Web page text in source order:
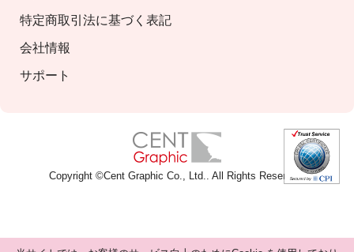
特定商取引法に基づく表記
会社情報
サポート
Copyright ©Cent Graphic Co., Ltd. . All Rights Reserved.